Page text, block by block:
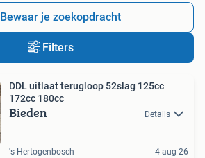
Bewaar je zoekopdracht
Filters
DDL uitlaat terugloop 52slag 125cc
172cc 180cc
Bieden Details
's-Hertogenbosch 4 aug 26